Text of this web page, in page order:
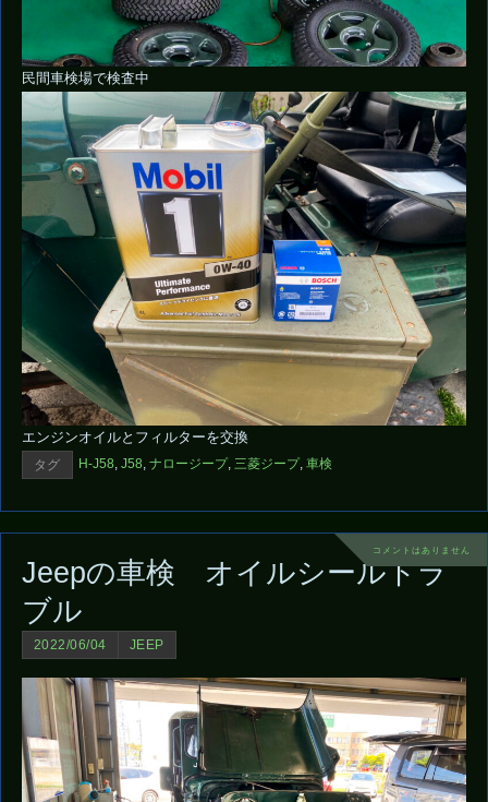
民間車検場で検査中
エンジンオイルとフィルターを交換
タグ
H-J58, J58, ナロージープ, 三菱ジープ, 車検
コメントはありません
Jeepの車検 オイルシールトラ
ブル
2022/06/04 JEEP